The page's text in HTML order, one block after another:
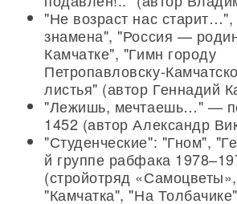
"Не возраст нас
знамена", "Россия —
Камчатке", "Гимн городу
Петропавловску-
листья" (автор Геннадий
"Лежишь, мечтаешь…" —
1452 (автор Александр
"Студенческие": "Гном",
й группе рабфака
(стройотряд
"Камчатка", "На